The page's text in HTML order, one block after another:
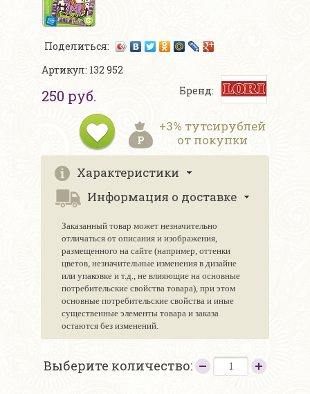
Поделиться:
Артикул: 132 952
250 руб. Бренд:
+3% тутсирублей
от покупки
Характеристики
Информация о доставке
Заказанный товар может незначительно
отличаться от описания и изображения,
размещенного на сайте (например, оттенки
цветов, незначительные изменения в дизайне
или упаковке и т.д., не влияющие на основные
потребительские свойства товара), при этом
основные потребительские свойства и иные
существенные элементы товара и заказа
остаются без изменений.
Выберите количество: